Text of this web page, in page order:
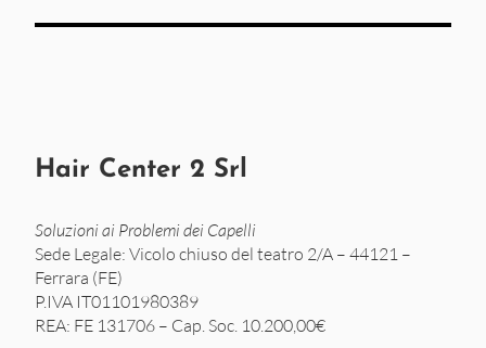
Hair Center 2 Srl
Soluzioni ai Problemi dei Capelli
Sede Legale: Vicolo chiuso del teatro 2/A – 44121 –
Ferrara (FE)
P.IVA IT01101980389
REA: FE 131706 – Cap. Soc. 10.200,00€